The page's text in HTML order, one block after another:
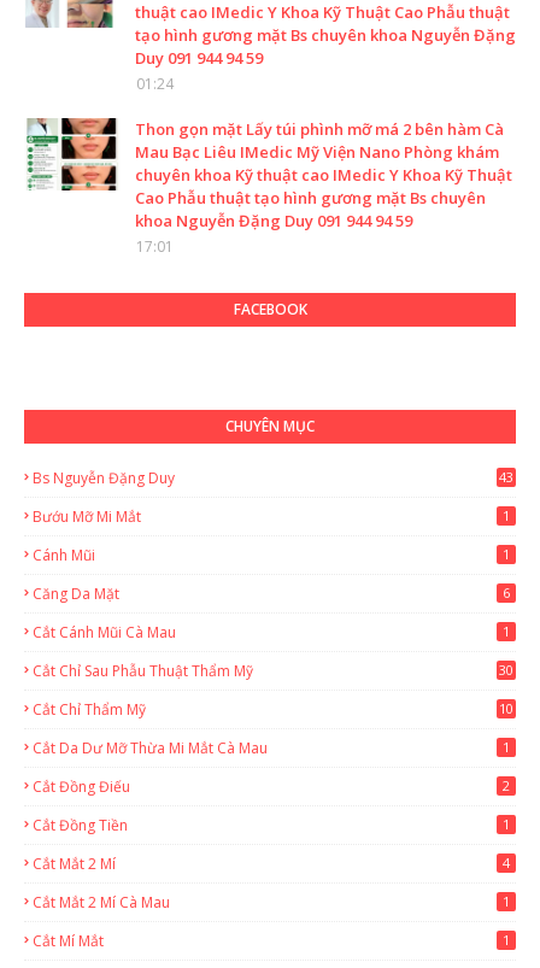
thuật cao IMedic Y Khoa Kỹ Thuật Cao Phẫu thuật
tạo hình gương mặt Bs chuyên khoa Nguyễn Đặng
Duy 091 944 94 59
01:24
Thon gọn mặt Lấy túi phình mỡ má 2 bên hàm Cà
Mau Bạc Liêu IMedic Mỹ Viện Nano Phòng khám
chuyên khoa Kỹ thuật cao IMedic Y Khoa Kỹ Thuật
Cao Phẫu thuật tạo hình gương mặt Bs chuyên
khoa Nguyễn Đặng Duy 091 944 94 59
17:01
FACEBOOK
CHUYÊN MỤC
Bs Nguyễn Đặng Duy
43
Bướu Mỡ Mi Mắt 1
Cánh Mũi 1
Căng Da Mặt 6
Cắt Cánh Mũi Cà Mau 1
Cắt Chỉ Sau Phẫu Thuật Thẩm Mỹ 30
Cắt Chỉ Thẩm Mỹ 10
Cắt Da Dư Mỡ Thừa Mi Mắt Cà Mau 1
Cắt Đồng Điếu 2
Cắt Đồng Tiền 1
Cắt Mắt 2 Mí 4
Cắt Mắt 2 Mí Cà Mau 1
Cắt Mí Mắt 1